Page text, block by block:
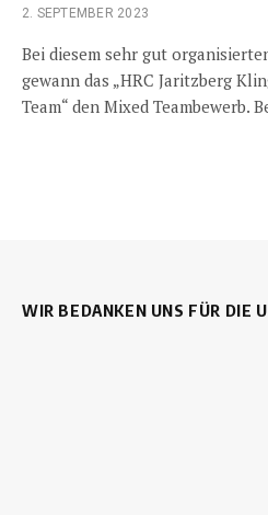
2. SEPTEMBER 2023
Bei diesem sehr gut
gewann das „HRC Jaritzberg
Team“ den Mixed Teambewerb.
WIR BEDANKEN UNS FÜR DIE